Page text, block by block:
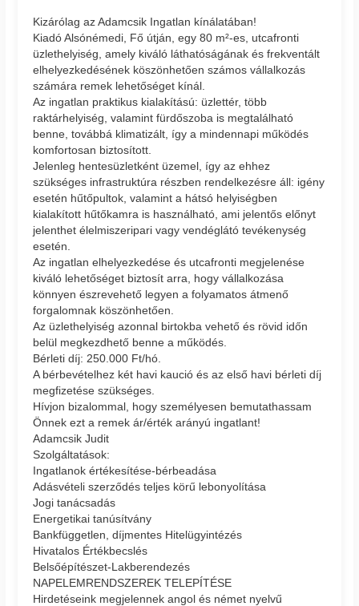
Kizárólag az Adamcsik Ingatlan kínálatában!
Kiadó Alsónémedi, Fő útján, egy 80 m²-es, utcafronti
üzlethelyiség, amely kiváló láthatóságának és frekventált
elhelyezkedésének köszönhetően számos vállalkozás
számára remek lehetőséget kínál.
Az ingatlan praktikus kialakítású: üzlettér, több
raktárhelyiség, valamint fürdőszoba is megtalálható
benne, továbbá klimatizált, így a mindennapi működés
komfortosan biztosított.
Jelenleg hentesüzletként üzemel, így az ehhez
szükséges infrastruktúra részben rendelkezésre áll: igény
esetén hűtőpultok, valamint a hátsó helyiségben
kialakított hűtőkamra is használható, ami jelentős előnyt
jelenthet élelmiszeripari vagy vendéglátó tevékenység
esetén.
Az ingatlan elhelyezkedése és utcafronti megjelenése
kiváló lehetőséget biztosít arra, hogy vállalkozása
könnyen észrevehető legyen a folyamatos átmenő
forgalomnak köszönhetően.
Az üzlethelyiség azonnal birtokba vehető és rövid időn
belül megkezdhető benne a működés.
Bérleti díj: 250.000 Ft/hó.
A bérbevételhez két havi kaució és az első havi bérleti díj
megfizetése szükséges.
Hívjon bizalommal, hogy személyesen bemutathassam
Önnek ezt a remek ár/érték arányú ingatlant!
Adamcsik Judit
Szolgáltatások:
Ingatlanok értékesítése-bérbeadása
Adásvételi szerződés teljes körű lebonyolítása
Jogi tanácsadás
Energetikai tanúsítvány
Bankfüggetlen, díjmentes Hitelügyintézés
Hivatalos Értékbecslés
Belsőépítészet-Lakberendezés
NAPELEMRENDSZEREK TELEPÍTÉSE
Hirdetéseink megjelennek angol és német nyelvű